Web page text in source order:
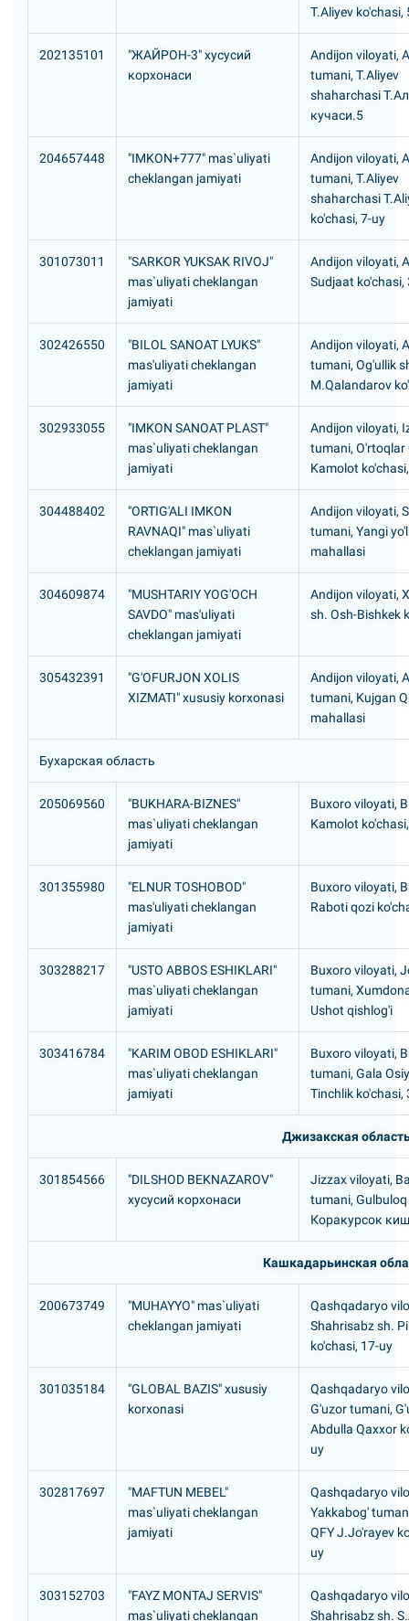
T.Aliyev ko'chasi,
202135101
"ЖАЙРОН-3" хусусий
корхонаси
Andijon viloyati,
tumani, T.Aliyev
shaharchasi
кучаси.5
204657448
"IMKON+777" mas`uliyati
cheklangan jamiyati
Andijon viloyati,
tumani, T.Aliyev
shaharchasi
ko'chasi, 7-uy
301073011
"SARKOR YUKSAK RIVOJ"
mas`uliyati cheklangan
jamiyati
Andijon viloyati,
Sudjaat ko'chasi,
302426550
"BILOL SANOAT LYUKS"
mas'uliyati cheklangan
jamiyati
Andijon viloyati,
tumani, Og'ullik
M.Qalandarov
302933055
"IMKON SANOAT PLAST"
mas`uliyati cheklangan
jamiyati
Andijon viloyati,
tumani, O'rtoqlar
Kamolot
304488402
"ORTIG'ALI IMKON
RAVNAQI" mas`uliyati
cheklangan jamiyati
Andijon viloyati,
tumani, Yangi
mahallasi
304609874
"MUSHTARIY YOG'OCH
SAVDO" mas'uliyati
cheklangan jamiyati
Andijon viloyati,
sh. Osh-Bishkek
305432391
"G'OFURJON XOLIS
XIZMATI" xususiy korxonasi
Andijon viloyati,
tumani, Kujgan
mahallasi
Бухарская область
205069560
"BUKHARA-BIZNES"
mas`uliyati cheklangan
jamiyati
Buxoro viloyati,
Kamolot
301355980
"ELNUR TOSHOBOD"
mas'uliyati cheklangan
jamiyati
Buxoro viloyati,
Raboti qozi
303288217
"USTO ABBOS ESHIKLARI"
mas`uliyati cheklangan
jamiyati
Buxoro viloyati,
tumani,
Ushot qishlog'i
303416784
"KARIM OBOD ESHIKLARI"
mas`uliyati cheklangan
jamiyati
Buxoro viloyati,
tumani, Gala
Tinchlik ko'chasi,
Джизакская
301854566
"DILSHOD BEKNAZAROV"
хусусий корхонаси
Jizzax viloyati,
tumani, Gulbuloq
Коракурсок
Кашкадарьинская
200673749
"MUHAYYO" mas`uliyati
cheklangan jamiyati
Qashqadaryo
Shahrisabz sh.
ko'chasi, 17-uy
301035184
"GLOBAL BAZIS" xususiy
korxonasi
Qashqadaryo
G'uzor tumani,
Abdulla Qaxxor
uy
302817697
"MAFTUN MEBEL"
mas`uliyati cheklangan
jamiyati
Qashqadaryo
Yakkabog'
QFY J.Jo'rayev
uy
303152703
"FAYZ MONTAJ SERVIS"
mas`uliyati cheklangan
Qashqadaryo
Shahrisabz sh.